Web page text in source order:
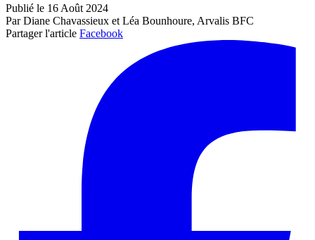
Publié le 16 Août 2024
Par Diane Chavassieux et Léa Bounhoure, Arvalis BFC
Partager l'article Facebook